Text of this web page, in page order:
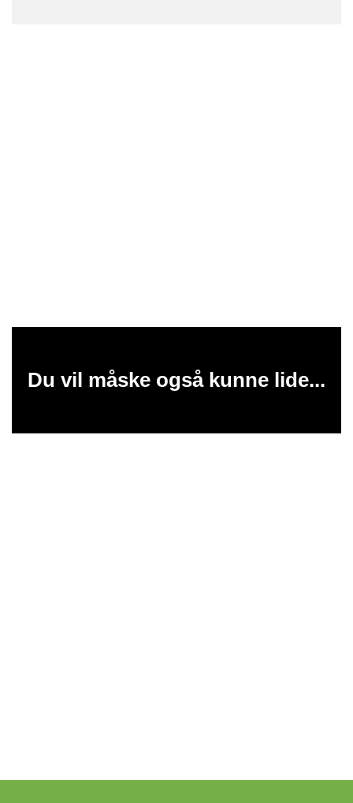
Du vil måske også kunne lide...